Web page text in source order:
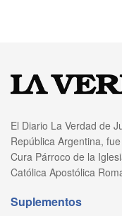
El Diario La Verdad de
República Argentina,
Cura Párroco de la
Católica Apostólica
Suplementos